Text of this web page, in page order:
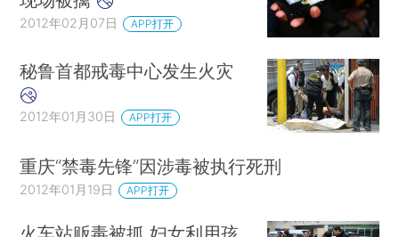
2012年02月07日 APP打开
秘鲁首都戒毒中心发生火灾
2012年01月30日 APP打开
重庆“禁毒先锋”因涉毒被执行死刑
2012年01月19日 APP打开